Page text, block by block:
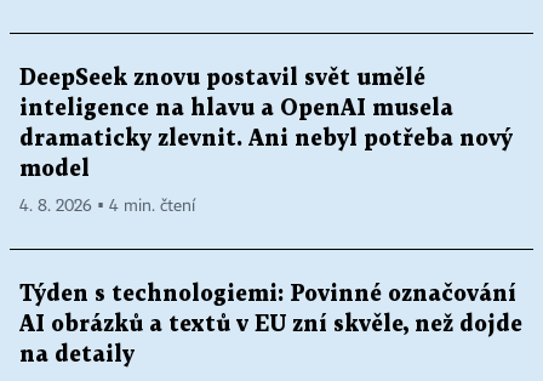
DeepSeek znovu postavil svět umělé
inteligence na hlavu a OpenAI musela
dramaticky zlevnit. Ani nebyl potřeba nový
model
4. 8. 2026 ▪ 4 min. čtení
Týden s technologiemi: Povinné označování
AI obrázků a textů v EU zní skvěle, než dojde
na detaily